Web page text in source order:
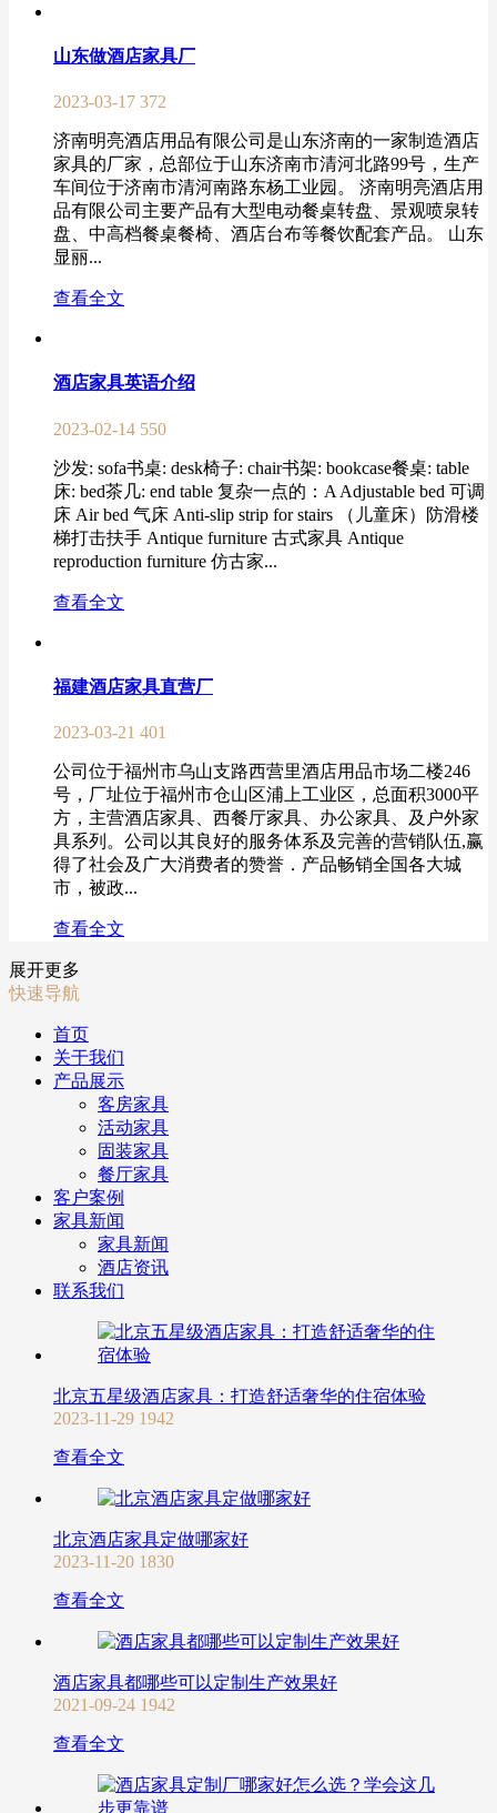
山东做酒店家具厂
2023-03-17 372
济南明亮酒店用品有限公司是山东济南的一家制造酒店
家具的厂家，总部位于山东济南市清河北路99号，生产
车间位于济南市清河南路东杨工业园。 济南明亮酒店用
品有限公司主要产品有大型电动餐桌转盘、景观喷泉转
盘、中高档餐桌餐椅、酒店台布等餐饮配套产品。 山东
显丽...
查看全文
酒店家具英语介绍
2023-02-14 550
沙发: sofa书桌: desk椅子: chair书架: bookcase餐桌: table
床: bed茶几: end table 复杂一点的：A Adjustable bed 可调
床 Air bed 气床 Anti-slip strip for stairs （儿童床）防滑楼
梯打击扶手 Antique furniture 古式家具 Antique
reproduction furniture 仿古家...
查看全文
福建酒店家具直营厂
2023-03-21 401
公司位于福州市乌山支路西营里酒店用品市场二楼246
号，厂址位于福州市仓山区浦上工业区，总面积3000平
方，主营酒店家具、西餐厅家具、办公家具、及户外家
具系列。公司以其良好的服务体系及完善的营销队伍,赢
得了社会及广大消费者的赞誉．产品畅销全国各大城
市，被政...
查看全文
展开更多
快速导航
首页
关于我们
产品展示
客房家具
活动家具
固装家具
餐厅家具
客户案例
家具新闻
家具新闻
酒店资讯
联系我们
北京五星级酒店家具：打造舒适奢华的住宿体验
2023-11-29 1942
查看全文
北京酒店家具定做哪家好
2023-11-20 1830
查看全文
酒店家具都哪些可以定制生产效果好
2021-09-24 1942
查看全文